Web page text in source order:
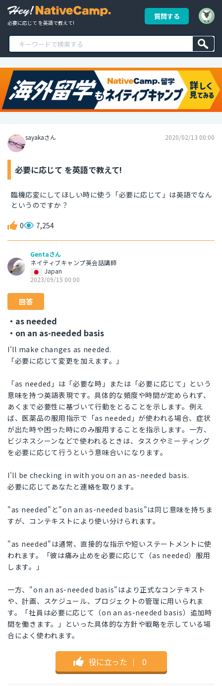
必要に応じて を英語で教えて!
質問する
sayakaさん 2020/02/13 00:00
必要に応じて を英語で教えて!
臨機応変にしてほしい時に使う「必要に応じて」は英語でなん
というのですか？
0 7,254
Gentaさん
ネイティブキャンプ英会話講師
Japan
2023/09/15 00:00
回答
・as needed
・on an as-needed basis
I'll make changes as needed.
「必要に応じて変更を加えます。」
「as needed」は「必要な時」または「必要に応じて」という
意味を持つ英語表現です。具体的な頻度や時間が定められず、
あくまで必要性に基づいて行動をとることを示します。例え
ば、医薬品の服用指示で「as needed」が使われる場合、症状
が出た時や困った時にのみ服用することを指示します。一方、
ビジネスシーンなどで使われるときは、タスクやミーティング
を必要に応じて行うという意味合いになります。
I'll be checking in with you on an as-needed basis.
必要に応じてあなたと連絡を取ります。
"as needed"と"on an as-needed basis"は同じ意味を持ちま
すが、コンテキストにより使い分けられます。
"as needed"は通常、直接的な指示や短いステートメントに使
われます。「彼は痛み止めを必要に応じて（as needed）服用
します。」
一方、"on an as-needed basis"はより正式なコンテキスト
や、計画、スケジュール、プロジェクトの管理に用いられま
す。「社員は必要に応じて（on an as-needed basis）追加時
間を働きます。」といった具体的な方針や戦略を示している場
合によく使われます。
役に立った ｜ 0